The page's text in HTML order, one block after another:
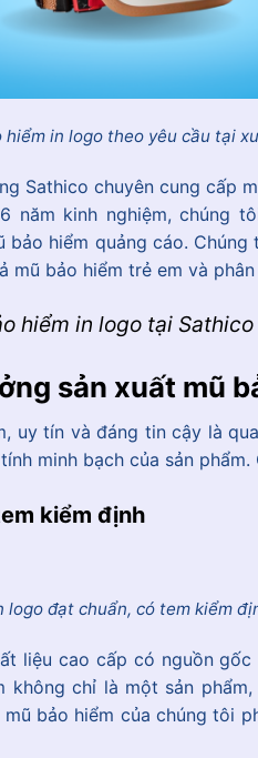
hiểm in logo theo yêu cầu tại
Sathico chuyên cung cấp
năm kinh nghiệm, chúng
hiểm quảng cáo.
mũ bảo hiểm trẻ em và
hiểm in logo tại Sathico
sản xuất mũ
uy tín và đáng tin cậy là
minh bạch của sản
kiểm định
logo đạt chuẩn, có tem kiểm
liệu cao cấp có nguồn
không chỉ là một sản
bảo hiểm của chúng tôi